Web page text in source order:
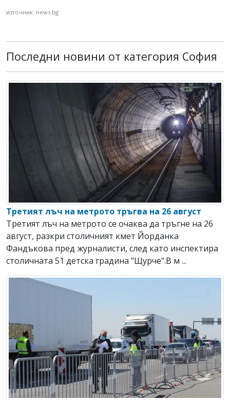
източник: news.bg
Последни новини от категория София
Третият лъч на метрото тръгва на 26 август
Третият лъч на метрото се очаква да тръгне на 26
август, разкри столичният кмет Йорданка
Фандъкова пред журналисти, след като инспектира
столичната 51 детска градина "Щурче".В м ...